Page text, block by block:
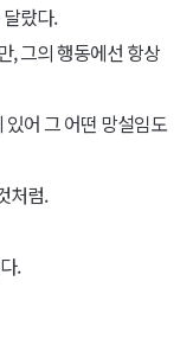
빛을 대변할 터이니."
이해할 수 없는 내용
즉시 지상으로 내려